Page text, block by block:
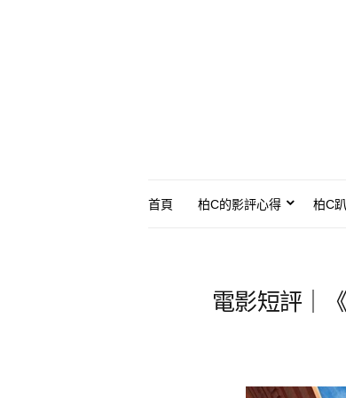
首頁 柏C的影評心得 柏C
電影短評｜